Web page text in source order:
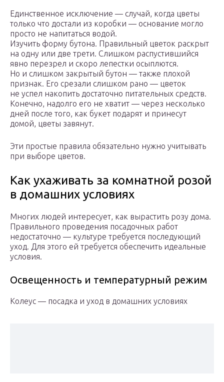
Единственное исключение — случай, когда цветы
только что достали из коробки — основание могло
просто не напитаться водой.
Изучить форму бутона. Правильный цветок раскрыт
на одну или две трети. Слишком распустившийся
явно перезрел и скоро лепестки осыплются.
Но и слишком закрытый бутон — также плохой
признак. Его срезали слишком рано — цветок
не успел накопить достаточно питательных средств.
Конечно, надолго его не хватит — через несколько
дней после того, как букет подарят и принесут
домой, цветы завянут.
Эти простые правила обязательно нужно учитывать
при выборе цветов.
Как ухаживать за комнатной розой
в домашних условиях
Многих людей интересует, как вырастить розу дома.
Правильного проведения посадочных работ
недостаточно — культуре требуется последующий
уход. Для этого ей требуется обеспечить идеальные
условия.
Освещенность и температурный режим
Колеус — посадка и уход в домашних условиях